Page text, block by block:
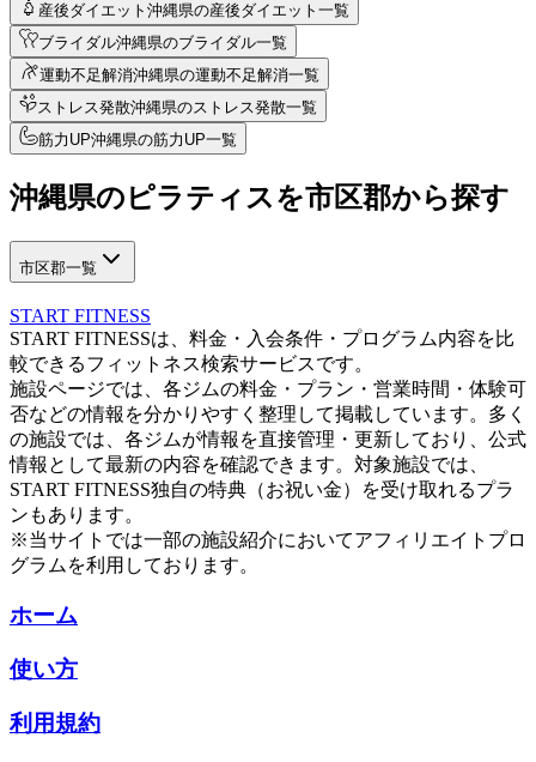
産後ダイエット 沖縄県の産後ダイエット一覧
ブライダル沖縄県のブライダル一覧
運動不足解消沖縄県の運動不足解消一覧
ストレス発散沖縄県のストレス発散一覧
筋力UP沖縄県の筋力UP一覧
沖縄県のピラティスを市区郡から探す
市区郡一覧
START FITNESS
START FITNESSは、料金・入会条件・プログラム内容を比
較できるフィットネス検索サービスです。
施設ページでは、各ジムの料金・プラン・営業時間・体験可
否などの情報を分かりやすく整理して掲載しています。多く
の施設では、各ジムが情報を直接管理・更新しており、公式
情報として最新の内容を確認できます。対象施設では、
START FITNESS独自の特典（お祝い金）を受け取れるプラ
ンもあります。
※当サイトでは一部の施設紹介においてアフィリエイトプロ
グラムを利用しております。
ホーム
使い方
利用規約